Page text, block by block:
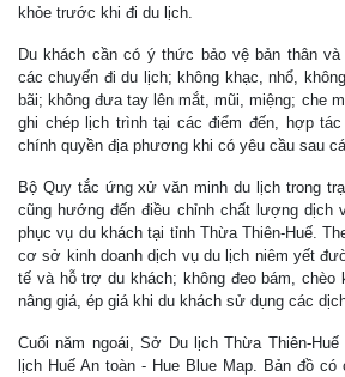
khỏe trước khi đi du lịch.
Du khách cần có ý thức bảo vệ bản thân
các chuyến đi du lịch; không khạc, nhổ,
bãi; không đưa tay lên mắt, mũi, miệng; che
ghi chép lịch trình tại các điểm đến, hợp
chính quyền địa phương khi có yêu cầu sau
Bộ Quy tắc ứng xử văn minh du lịch trong
cũng hướng đến điều chỉnh chất lượng dịch
phục vụ du khách tại tỉnh Thừa Thiên-Huế.
cơ sở kinh doanh dịch vụ du lịch niêm yết
tế và hỗ trợ du khách; không đeo bám, chèo
nâng giá, ép giá khi du khách sử dụng các
Cuối năm ngoái, Sở Du lịch Thừa Thiên-
lịch Huế An toàn - Hue Blue Map. Bản đồ